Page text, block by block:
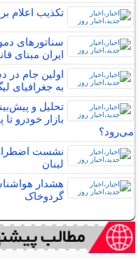
تکذیب اعلام
سناتورهای
ایران مبنای
اولین جام
به جغرافیای
بازار خودرو
می‌رود؟
نشست
لبنان
هشدار
گردوخاک